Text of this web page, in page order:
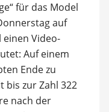
für das Model
auf
Video-
Auf einem
Ende zu
bis zur Zahl 322
nach der